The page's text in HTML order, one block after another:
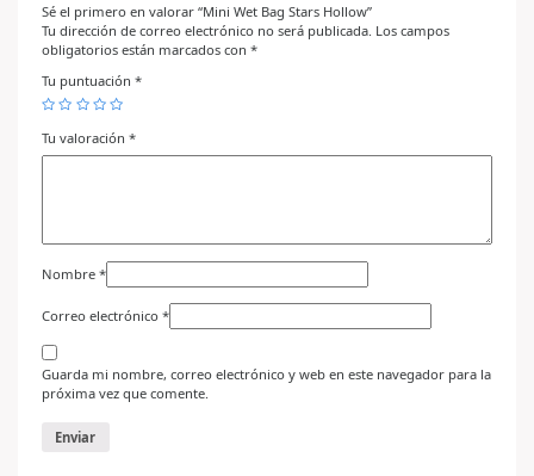
Sé el primero en valorar “Mini Wet Bag Stars Hollow”
Tu dirección de correo electrónico no será publicada. Los campos
obligatorios están marcados con *
Tu puntuación *
Tu valoración *
Nombre *
Correo electrónico *
Guarda mi nombre, correo electrónico y web en este navegador para la
próxima vez que comente.